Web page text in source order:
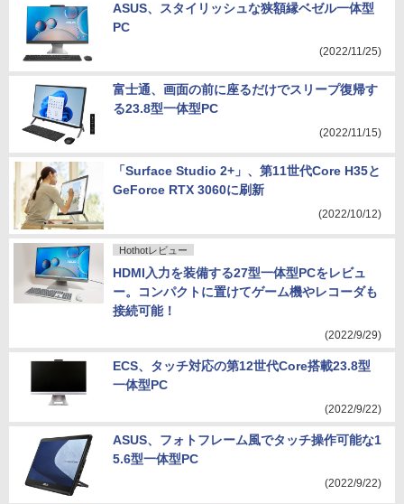
ASUS、スタイリッシュな狭額縁ベゼル一体型
PC
(2022/11/25)
富士通、画面の前に座るだけでスリープ復帰す
る23.8型一体型PC
(2022/11/15)
「Surface Studio 2+」、第11世代Core H35と
GeForce RTX 3060に刷新
(2022/10/12)
Hothotレビュー
HDMI入力を装備する27型一体型PCをレビュ
ー。コンパクトに置けてゲーム機やレコーダも
接続可能！
(2022/9/29)
ECS、タッチ対応の第12世代Core搭載23.8型
一体型PC
(2022/9/22)
ASUS、フォトフレーム風でタッチ操作可能な1
5.6型一体型PC
(2022/9/22)